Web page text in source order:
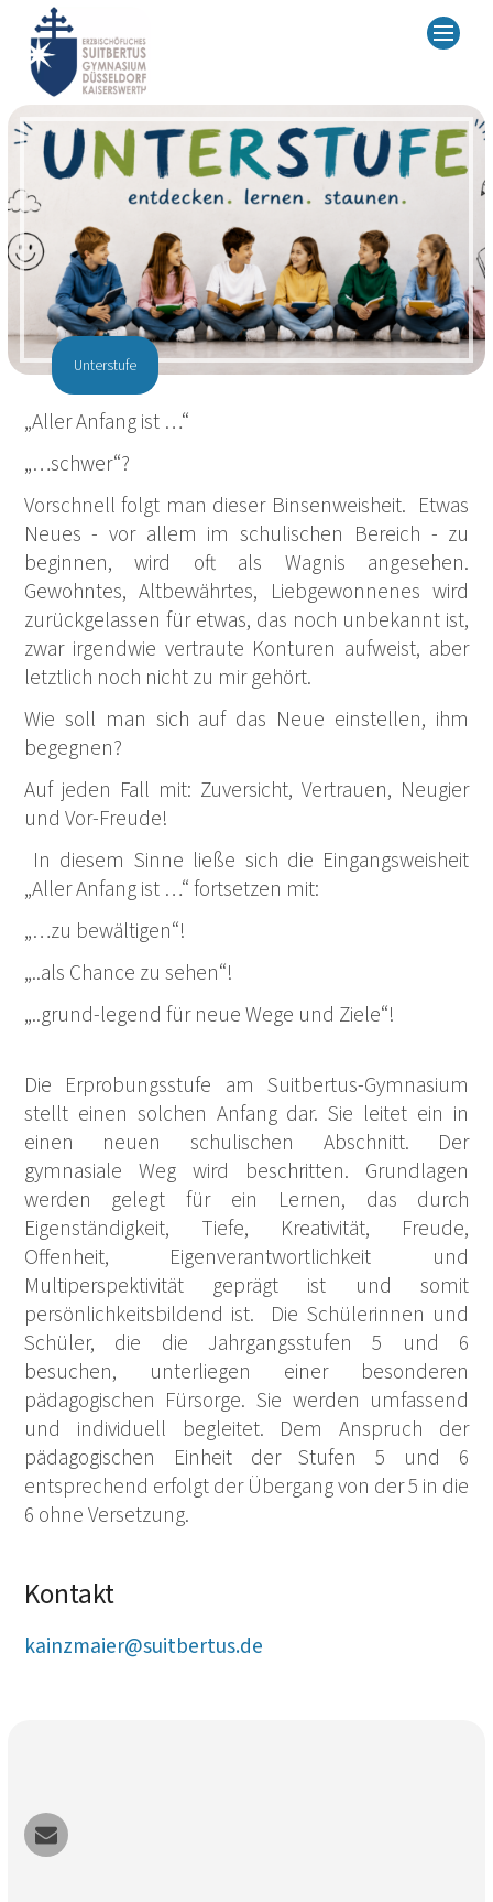
Unterstufe
„Aller Anfang ist …“
„…schwer“?
Vorschnell folgt man dieser Binsenweisheit. Etwas
Neues - vor allem im schulischen Bereich - zu
beginnen, wird oft als Wagnis angesehen.
Gewohntes, Altbewährtes, Liebgewonnenes wird
zurückgelassen für etwas, das noch unbekannt ist,
zwar irgendwie vertraute Konturen aufweist, aber
letztlich noch nicht zu mir gehört.
Wie soll man sich auf das Neue einstellen, ihm
begegnen?
Auf jeden Fall mit: Zuversicht, Vertrauen, Neugier
und Vor-Freude!
In diesem Sinne ließe sich die Eingangsweisheit
„Aller Anfang ist …“ fortsetzen mit:
„…zu bewältigen“!
„..als Chance zu sehen“!
„..grund-legend für neue Wege und Ziele“!
Die Erprobungsstufe am Suitbertus-Gymnasium
stellt einen solchen Anfang dar. Sie leitet ein in
einen neuen schulischen Abschnitt. Der
gymnasiale Weg wird beschritten. Grundlagen
werden gelegt für ein Lernen, das durch
Eigenständigkeit, Tiefe, Kreativität, Freude,
Offenheit, Eigenverantwortlichkeit und
Multiperspektivität geprägt ist und somit
persönlichkeitsbildend ist. Die Schülerinnen und
Schüler, die die Jahrgangsstufen 5 und 6
besuchen, unterliegen einer besonderen
pädagogischen Fürsorge. Sie werden umfassend
und individuell begleitet. Dem Anspruch der
pädagogischen Einheit der Stufen 5 und 6
entsprechend erfolgt der Übergang von der 5 in die
6 ohne Versetzung.
Kontakt
kainzmaier@suitbertus.de